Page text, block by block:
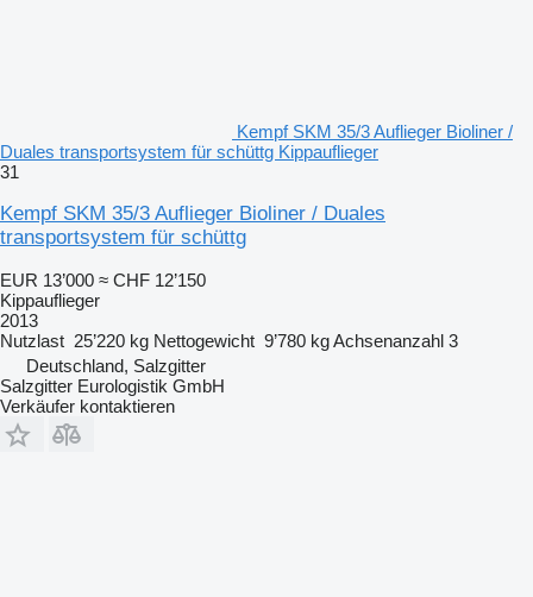
Kempf SKM 35/3 Auflieger Bioliner /
Duales transportsystem für schüttg Kippauflieger
31
Kempf SKM 35/3 Auflieger Bioliner / Duales
transportsystem für schüttg
EUR 13’000 ≈ CHF 12’150
Kippauflieger
2013
Nutzlast 25’220 kg Nettogewicht 9’780 kgAchsenanzahl 3
Deutschland, Salzgitter
Salzgitter Eurologistik GmbH
Verkäufer kontaktieren